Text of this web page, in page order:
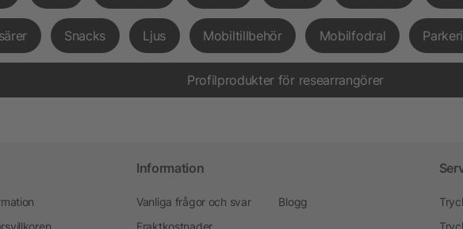
Snacks Ljus Mobiltillbehör Mobilfodral
Profilprodukter för researrangörer
Information
Vanliga frågor och svar
Fraktkostnader
Blogg